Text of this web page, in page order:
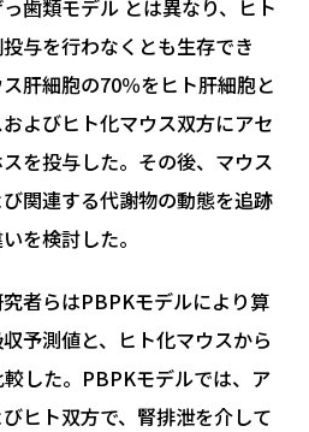
歯類モデル とは異なり、ヒト
与を行わなくとも生存でき
肝細胞の70％をヒト肝細胞と
よびヒト化マウス双方にアセ
を投与した。その後、マウス
関連する代謝物の動態を追跡
を検討した。
者らはPBPKモデルにより算
予測値と、ヒト化マウスから
した。PBPKモデルでは、ア
ヒト双方で、腎排泄を介して